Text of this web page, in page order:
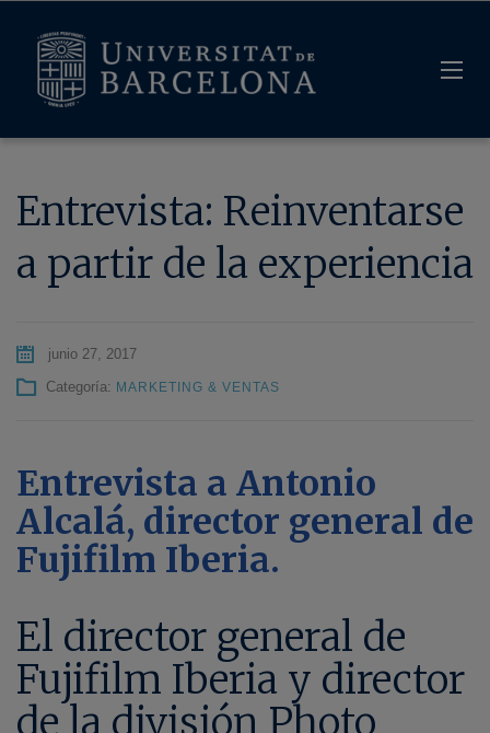
Entrevista: Reinventarse
a partir de la experiencia
junio 27, 2017
Categoría: MARKETING & VENTAS
Entrevista a Antonio
Alcalá, director general de
Fujifilm Iberia.
El director general de
Fujifilm Iberia y director
de la división Photo